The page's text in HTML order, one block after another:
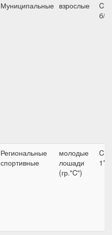
Муниципальные взрослые
б/у
Региональные
спортивные
молодые
лошади
(гр."C")
1*